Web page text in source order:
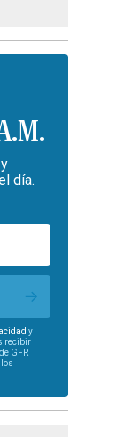
día.
y
recibir
GFR